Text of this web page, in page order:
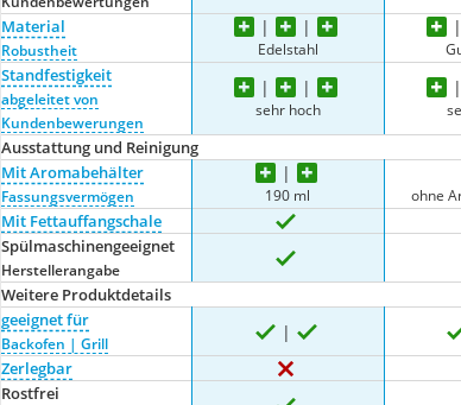
Material
Robustheit Edelstahl
Standfestigkeit
abgeleitet von
Kundenbewerungen
sehr hoch
Ausstattung und Reinigung
Mit Aromabehälter
Fassungsvermögen 190 ml ohne
Mit Fettauffangschale
Spülmaschinengeeignet
Herstellerangabe
Weitere Produktdetails
geeignet für
Backofen | Grill
Zerlegbar
Rostfrei